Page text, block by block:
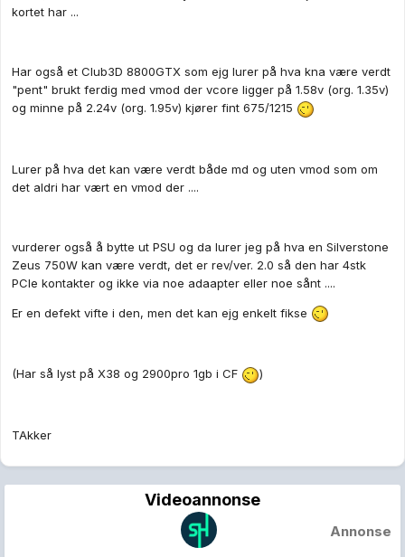
kortet har ...
Har også et Club3D 8800GTX som ejg lurer på hva kna være verdt
"pent" brukt ferdig med vmod der vcore ligger på 1.58v (org. 1.35v)
og minne på 2.24v (org. 1.95v) kjører fint 675/1215
Lurer på hva det kan være verdt både md og uten vmod som om
det aldri har vært en vmod der ....
vurderer også å bytte ut PSU og da lurer jeg på hva en Silverstone
Zeus 750W kan være verdt, det er rev/ver. 2.0 så den har 4stk
PCIe kontakter og ikke via noe adaapter eller noe sånt ....
Er en defekt vifte i den, men det kan ejg enkelt fikse
(Har så lyst på X38 og 2900pro 1gb i CF )
TAkker
Videoannonse
Annonse